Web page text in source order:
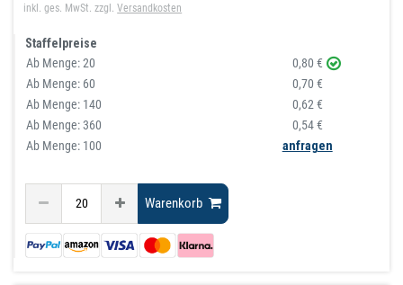
inkl. ges. MwSt. zzgl.Versandkosten
Staffelpreise
Ab Menge:20
0,80 €
Ab Menge: 60
0,70 €
Ab Menge: 140
0,62 €
Ab Menge:360
0,54 €
Ab Menge: 100
anfragen
Warenkorb